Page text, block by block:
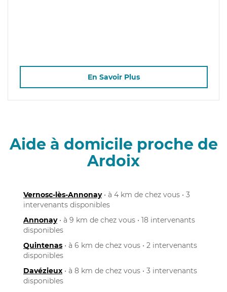
En Savoir Plus
Aide à domicile proche de
Ardoix
Vernosc-lès-Annonay• à 4 km de chez vous • 3
intervenants disponibles
Annonay• à 9 km de chez vous • 18 intervenants
disponibles
Quintenas • à 6 km de chez vous • 2 intervenants
disponibles
Davézieux • à 8 km de chez vous • 3 intervenants
disponibles